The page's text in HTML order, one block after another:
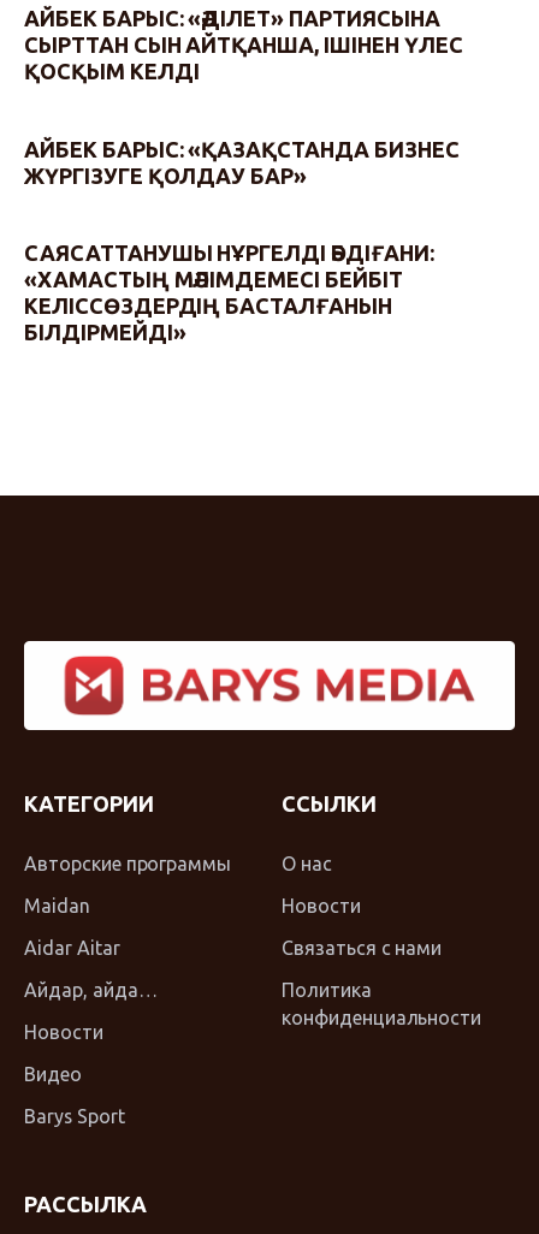
АЙБЕК БАРЫС: «ӘДІЛЕТ» ПАРТИЯСЫНА
СЫРТТАН СЫН АЙТҚАНША, ІШІНЕН ҮЛЕС
ҚОСҚЫМ КЕЛДІ
АЙБЕК БАРЫС: «ҚАЗАҚСТАНДА БИЗНЕС
ЖҮРГІЗУГЕ ҚОЛДАУ БАР»
САЯСАТТАНУШЫ НҰРГЕЛДІ ӘБДІҒАНИ:
«ХАМАСТЫҢ МӘЛІМДЕМЕСІ БЕЙБІТ
КЕЛІССӨЗДЕРДІҢ БАСТАЛҒАНЫН
БІЛДІРМЕЙДІ»
КАТЕГОРИИ
Авторские программы
Maidan
Aidar Aitar
Айдар, айда…
Новости
Видео
Barys Sport
ССЫЛКИ
О нас
Новости
Связаться с нами
Политика
конфиденциальности
РАССЫЛКА